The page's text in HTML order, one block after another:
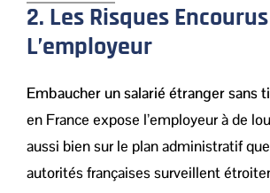
2. Les Risques
L’employeur
Embaucher un salarié étranger sans
en France expose l’employeur à de
aussi bien sur le plan administratif
autorités françaises surveillent